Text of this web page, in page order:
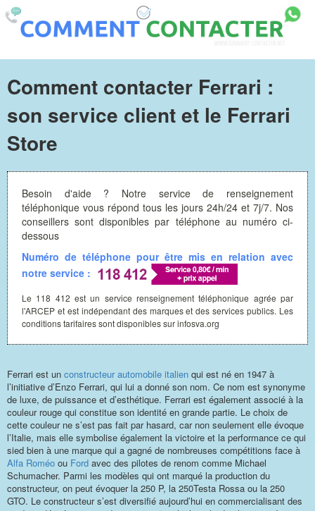
Comment contacter Ferrari :
son service client et le Ferrari
Store
Besoin d'aide ? Notre service de renseignement
téléphonique vous répond tous les jours 24h/24 et 7j/7. Nos
conseillers sont disponibles par téléphone au numéro ci-
dessous
Numéro de téléphone pour être mis en relation avec
notre service :
Le 118 412 est un service renseignement téléphonique agrée par
l'ARCEP et est indépendant des marques et des services publics. Les
conditions tarifaires sont disponibles sur infosva.org
Ferrari est un constructeur automobile italien qui est né en 1947 à
l’initiative d’Enzo Ferrari, qui lui a donné son nom. Ce nom est synonyme
de luxe, de puissance et d’esthétique. Ferrari est également associé à la
couleur rouge qui constitue son identité en grande partie. Le choix de
cette couleur ne s’est pas fait par hasard, car non seulement elle évoque
l’Italie, mais elle symbolise également la victoire et la performance ce qui
sied bien à une marque qui a gagné de nombreuses compétitions face à
Alfa Roméo ou Ford avec des pilotes de renom comme Michael
Schumacher. Parmi les modèles qui ont marqué la production du
constructeur, on peut évoquer la 250 P, la 250Testa Rossa ou la 250
GTO. Le constructeur s’est diversifié aujourd’hui en commercialisant des